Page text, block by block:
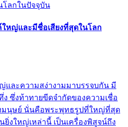
โลกในปัจจุบัน
หญ่และมีชื่อเสียงที่สุดในโลก
และความสง่างามมาบรรจบกัน มี
ง ซึ่งท้าทายขีดจำกัดของความเชื่อ
มนุษย์ นั่นคือพระพุทธรูปที่ใหญ่ที่สุด
ยิ่งใหญ่เหล่านี้ เป็นเครื่องพิสูจน์ถึง